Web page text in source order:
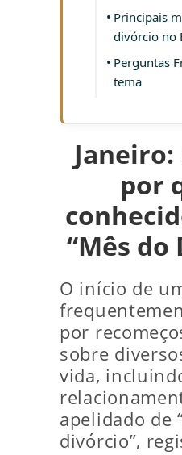
Principais
divórcio no
Perguntas
tema
por
“Mês do
O início de
por
sobre
vida,
apelidado de
divórcio”,